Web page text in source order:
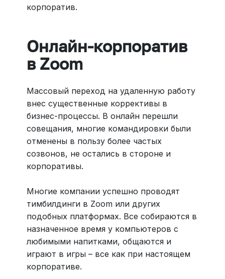
корпоратив.
Онлайн-корпоратив
в Zoom
Массовый переход на удаленную работу
внес существенные коррективы в
бизнес-процессы. В онлайн перешли
совещания, многие командировки были
отменены в пользу более частых
созвонов, не остались в стороне и
корпоративы.
Многие компании успешно проводят
тимбилдинги в Zoom или других
подобных платформах. Все собираются в
назначенное время у компьютеров с
любимыми напитками, общаются и
играют в игры – все как при настоящем
корпоративе.